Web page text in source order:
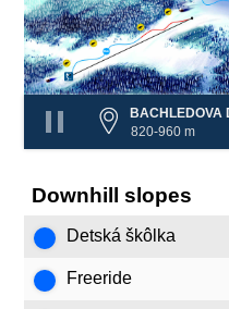
Den
❌
BACHLEDOVA
820-960 m
Downhill slopes
Detská škôlka
Freeride